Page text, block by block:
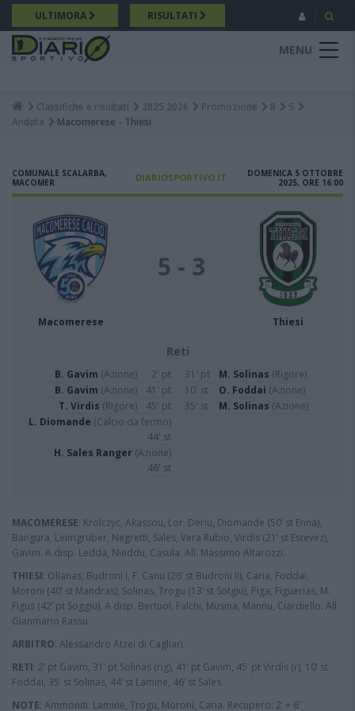
Salta
al
contenuto
principale
ULTIMORA RISULTATI
MENU
Breadcrumb
Classifiche e risultati 2025 2026 Promozione B
5
Andata
Macomerese - Thiesi
COMUNALE SCALARBA,
MACOMER
DIARIOSPORTIVO.IT
DOMENICA 5 OTTOBRE
2025, ORE 16:00
Macomerese
5 - 3
Thiesi
Reti
B. Gavim (Azione)
2' pt
B. Gavim (Azione)
41' pt
T. Virdis (Rigore)
45' pt
L. Diomande (Calcio da fermo)
44' st
H. Sales Ranger (Azione)
46' st
31' pt M. Solinas (Rigore)
10' st
O. Foddai (Azione)
35' st
M. Solinas (Azione)
MACOMERESE: Krolczyc, Akassou, Lor. Deriu, Diomande (50’ st Enna),
Bangura, Leimgruber, Negretti, Sales, Vera Rubio, Virdis (21’ st Estevez),
Gavim. A disp. Ledda, Nieddu, Casula. All. Massimo Altarozzi.
THIESI: Olianas, Budroni I, F. Canu (26’ st Budroni II), Caria, Foddai,
Moroni (40’ st Mandras), Solinas, Trogu (13’ st Sotgiu), Piga, Figuerias, M.
Figus (42’ pt Soggiu). A disp. Bertuol, Falchi, Musina, Mannu, Ciardiello. All.
Gianmario Rassu.
ARBITRO: Alessandro Atzei di Cagliari.
RETI: 2’ pt Gavim, 31’ pt Solinas (rig), 41’ pt Gavim, 45’ pt Virdis (r), 10’ st
Foddai, 35’ st Solinas, 44’ st Lamine, 46’ st Sales.
NOTE: Ammoniti: Lamine, Trogu, Moroni, Caria. Recupero: 2’ + 6’